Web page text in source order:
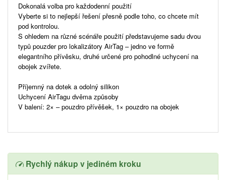
Dokonalá volba pro každodenní použití
Vyberte si to nejlepší řešení přesně podle toho, co chcete mít
pod kontrolou.
S ohledem na různé scénáře použití představujeme sadu dvou
typů pouzder pro lokalizátory AirTag – jedno ve formě
elegantního přívěsku, druhé určené pro pohodlné uchycení na
obojek zvířete.
Příjemný na dotek a odolný silikon
Uchycení AirTagu dvěma způsoby
V balení: 2× – pouzdro přívěšek, 1× pouzdro na obojek
Rychlý nákup v jediném kroku